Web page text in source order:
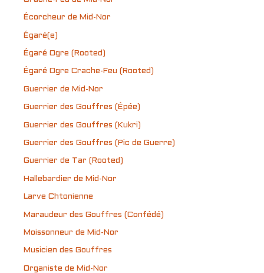
Écorcheur de Mid-Nor
Égaré(e)
Égaré Ogre (Rooted)
Égaré Ogre Crache-Feu (Rooted)
Guerrier de Mid-Nor
Guerrier des Gouffres (Épée)
Guerrier des Gouffres (Kukri)
Guerrier des Gouffres (Pic de Guerre)
Guerrier de Tar (Rooted)
Hallebardier de Mid-Nor
Larve Chtonienne
Maraudeur des Gouffres (Confédé)
Moissonneur de Mid-Nor
Musicien des Gouffres
Organiste de Mid-Nor